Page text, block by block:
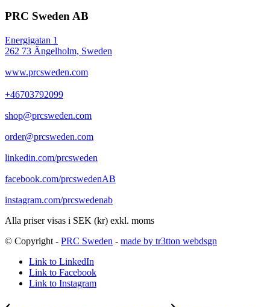
PRC Sweden AB
Energigatan 1
262 73 Ängelholm, Sweden
www.prcsweden.com
+46703792099
shop@prcsweden.com
order@prcsweden.com
linkedin.com/prcsweden
facebook.com/prcswedenAB
instagram.com/prcswedenab
Alla priser visas i SEK (kr) exkl. moms
© Copyright - PRC Sweden - made by tr3tton webdsgn
Link to LinkedIn
Link to Facebook
Link to Instagram